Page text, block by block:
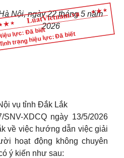
lực: Đã biết
trạng hiệu lực: Đã biết
Nội, ngày 22 tháng 5 năm
2026
vụ tỉnh Đắk Lắk
XDCQ ngày 13/5/2026
về việc hướng dẫn việc giải
hoạt động không chuyên
ý kiến như sau: